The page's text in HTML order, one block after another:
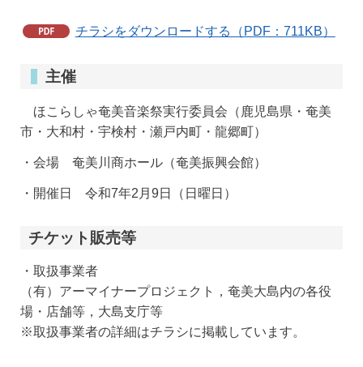
チラシをダウンロードする（PDF：711KB）
主催
ほこらしゃ奄美音楽祭実行委員会（鹿児島県・奄美
市・大和村・宇検村・瀬戸内町・龍郷町）
・会場 奄美川商ホール（奄美振興会館）
・開催日 令和7年2月9日（日曜日）
チケット販売等
・取扱事業者
（有）アーマイナープロジェクト，奄美大島内の各役
場・店舗等，大島支庁等
※取扱事業者の詳細はチラシに掲載しています。